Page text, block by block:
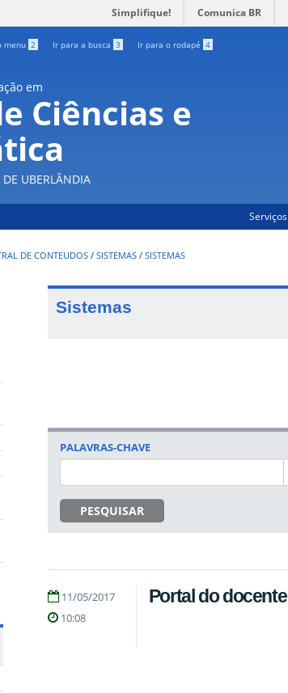
Simplifique! Comunica BR
menu 2 Ir para a busca 3 Ir para o rodapé 4
em
Ciências e
DE UBERLÂNDIA
Serviços
DE CONTEUDOS / SISTEMAS / SISTEMAS
Sistemas
PALAVRAS-CHAVE
PESQUISAR
11/05/2017
10:08
Portal do docente